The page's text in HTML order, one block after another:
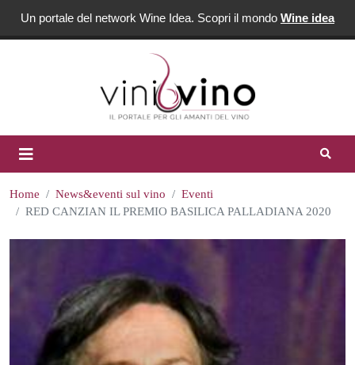
Un portale del network Wine Idea. Scopri il mondo Wine idea
Home News&eventi sul vino
Eventi
RED CANZIAN IL PREMIO BASILICA PALLADIANA 2020